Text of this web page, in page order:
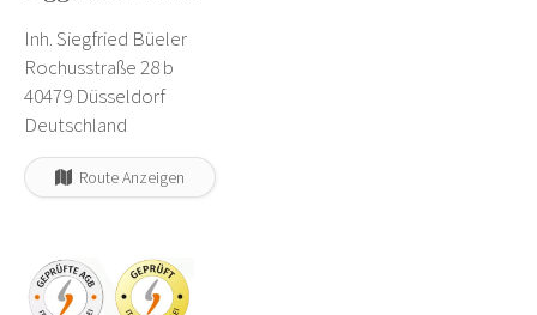
Inh. Siegfried Büeler
Rochusstraße 28 b
40479 Düsseldorf
Deutschland
Route Anzeigen